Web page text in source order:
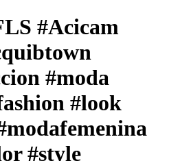
#Acicam
#moda
#look
#style